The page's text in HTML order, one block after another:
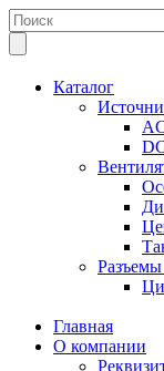
Каталог
Главная
О компании